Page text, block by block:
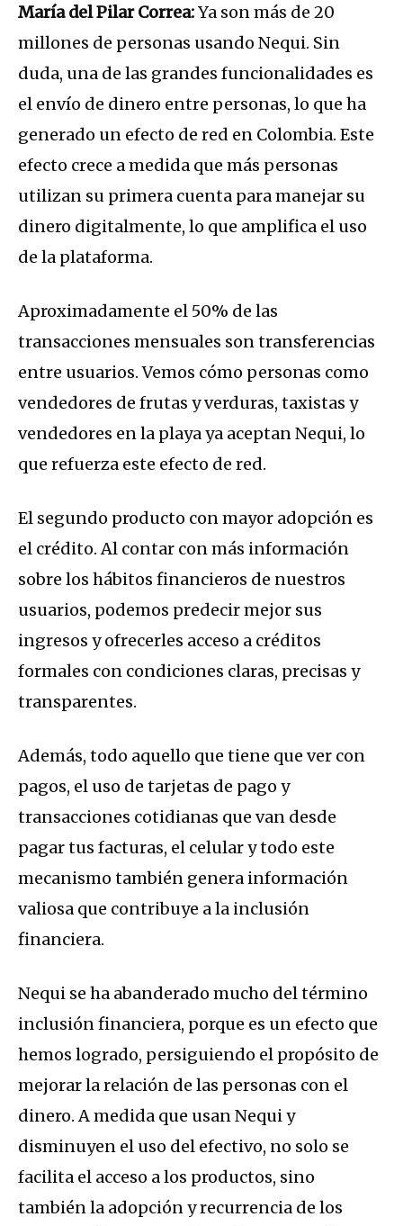
María del Pilar Correa:Ya son más de 20
millones de personas usando Nequi. Sin
duda, una de las grandes funcionalidades es
el envío de dinero entre personas, lo que ha
generado un efecto de red en Colombia. Este
efecto crece a medida que más personas
utilizan su primera cuenta para manejar su
dinero digitalmente, lo que amplifica el uso
de la plataforma.
Aproximadamente el 50% de las
transacciones mensuales son transferencias
entre usuarios. Vemos cómo personas como
vendedores de frutas y verduras, taxistas y
vendedores en la playa ya aceptan Nequi, lo
que refuerza este efecto de red.
El segundo producto con mayor adopción es
el crédito. Al contar con más información
sobre los hábitos financieros de nuestros
usuarios, podemos predecir mejor sus
ingresos y ofrecerles acceso a créditos
formales con condiciones claras, precisas y
transparentes.
Además, todo aquello que tiene que ver con
pagos, el uso de tarjetas de pago y
transacciones cotidianas que van desde
pagar tus facturas, el celular y todo este
mecanismo también genera información
valiosa que contribuye a la inclusión
financiera.
Nequi se ha abanderado mucho del término
inclusión financiera, porque es un efecto que
hemos logrado, persiguiendo el propósito de
mejorar la relación de las personas con el
dinero. A medida que usan Nequi y
disminuyen el uso del efectivo, no solo se
facilita el acceso a los productos, sino
también la adopción y recurrencia de los